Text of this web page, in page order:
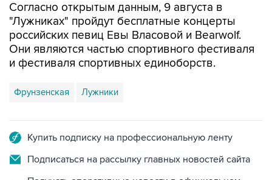
Согласно открытым данным, 9 августа в
"Лужниках" пройдут бесплатные концерты
российских певиц Евы Власовой и Bearwolf.
Они являются частью спортивного фестиваля
и фестиваля спортивных единоборств.
Фрунзенская Лужники
Купить подписку на профессиональную ленту
Подписаться на рассылку главных новостей сайта